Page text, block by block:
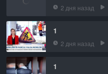
2 дня назад
1
2 дня назад
1